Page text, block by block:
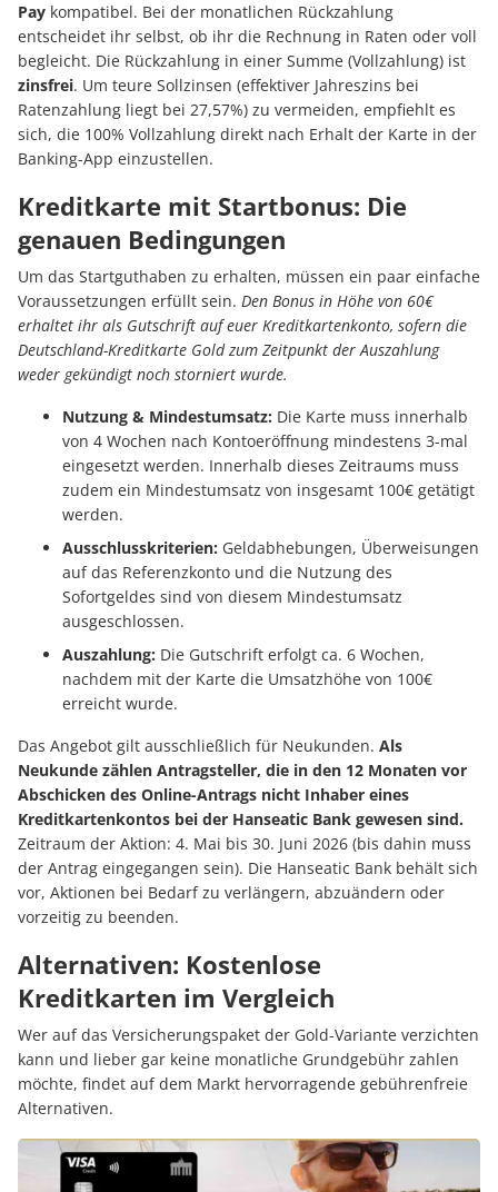
Pay kompatibel. Bei der monatlichen Rückzahlung
entscheidet ihr selbst, ob ihr die Rechnung in Raten oder voll
begleicht. Die Rückzahlung in einer Summe (Vollzahlung) ist
zinsfrei. Um teure Sollzinsen (effektiver Jahreszins bei
Ratenzahlung liegt bei 27,57%) zu vermeiden, empfiehlt es
sich, die 100% Vollzahlung direkt nach Erhalt der Karte in der
Banking-App einzustellen.
Kreditkarte mit Startbonus: Die
genauen Bedingungen
Um das Startguthaben zu erhalten, müssen ein paar einfache
Voraussetzungen erfüllt sein. Den Bonus in Höhe von 60€
erhaltet ihr als Gutschrift auf euer Kreditkartenkonto, sofern die
Deutschland-Kreditkarte Gold zum Zeitpunkt der Auszahlung
weder gekündigt noch storniert wurde.
Nutzung & Mindestumsatz: Die Karte muss innerhalb
von 4 Wochen nach Kontoeröffnung mindestens 3-mal
eingesetzt werden. Innerhalb dieses Zeitraums muss
zudem ein Mindestumsatz von insgesamt 100€ getätigt
werden.
Ausschlusskriterien: Geldabhebungen, Überweisungen
auf das Referenzkonto und die Nutzung des
Sofortgeldes sind von diesem Mindestumsatz
ausgeschlossen.
Auszahlung: Die Gutschrift erfolgt ca. 6 Wochen,
nachdem mit der Karte die Umsatzhöhe von 100€
erreicht wurde.
Das Angebot gilt ausschließlich für Neukunden. Als
Neukunde zählen Antragsteller, die in den 12 Monaten vor
Abschicken des Online-Antrags nicht Inhaber eines
Kreditkartenkontos bei der Hanseatic Bank gewesen sind.
Zeitraum der Aktion: 4. Mai bis 30. Juni 2026 (bis dahin muss
der Antrag eingegangen sein). Die Hanseatic Bank behält sich
vor, Aktionen bei Bedarf zu verlängern, abzuändern oder
vorzeitig zu beenden.
Alternativen: Kostenlose
Kreditkarten im Vergleich
Wer auf das Versicherungspaket der Gold-Variante verzichten
kann und lieber gar keine monatliche Grundgebühr zahlen
möchte, findet auf dem Markt hervorragende gebührenfreie
Alternativen.